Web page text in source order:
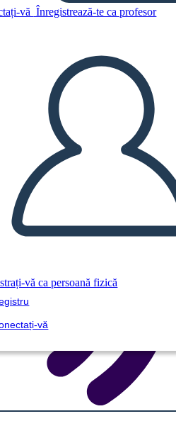
vă Înregistrează-te ca profesor
vă ca persoană fizică
vă
DE DIAPOZITIVE
CITESTE-MI